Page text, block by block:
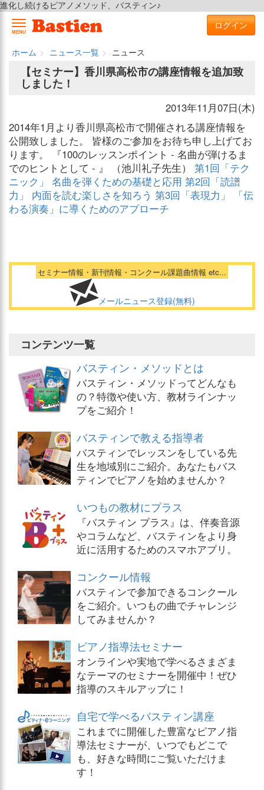
進化し続けるピアノメソッド、バスティン♪
MENU
ログイン
ホーム ニュース一覧
ニュース
【セミナー】香川県高松市の講座情報を追加致
しました！
2013年11月07日(木)
2014年1月より香川県高松市で開催される講座情報を
公開致しました。 皆様のご参加をお待ち申し上げてお
ります。 『100のレッスンポイント - 名曲が弾けるま
でのヒントとして - 』 （池川礼子先生） 第1回「テク
ニック」 名曲を弾くための基礎と応用 第2回「読譜
力」 内面を読む楽しさを知ろう 第3回「表現力」 「伝
わる演奏」に導くためのアプローチ
セミナー情報・新刊情報・コンクール課題曲情報 etc...
メールニュース登録(無料)
コンテンツ一覧
バスティン・メソッドとは
バスティン・メソッドってどんなも
の？特徴や使い方、教材ラインナッ
プをご紹介！
バスティンで教える指導者
バスティンでレッスンをしている先
生を地域別にご紹介。あなたもバス
ティンでピアノを始めませんか？
いつもの教材にプラス
『バスティン プラス』は、伴奏音源
やコラムなど、バスティンをより身
近に活用するためのスマホアプリ。
コンクール情報
バスティンで参加できるコンクール
をご紹介。いつもの曲でチャレンジ
してみませんか？
ピアノ指導法セミナー
オンラインや実地で学べるさまざま
なテーマのセミナーを開催中！ぜひ
指導のスキルアップに！
自宅で学べるバスティン講座
これまでに開催した豊富なピアノ指
導法セミナーが、いつでもどこで
も、好きな時間にご覧いただけま
す！